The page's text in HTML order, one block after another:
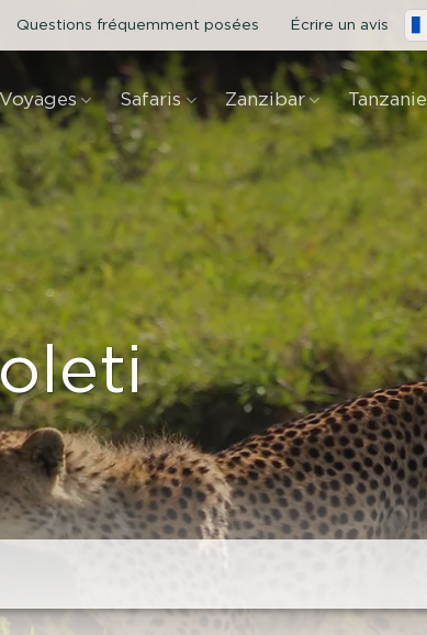
Questions fréquemment posées Écrire un avis
Voyages Safaris Zanzibar Tanzanie